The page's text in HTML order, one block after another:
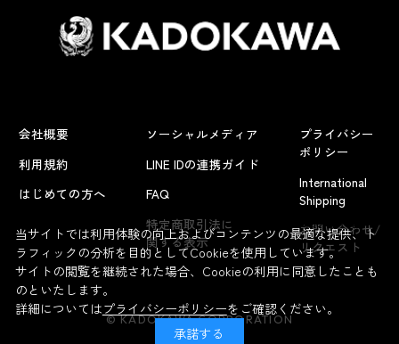
よくあるお問い合わせ
会社概要
利用規約
はじめての方へ
ソーシャルメディア
LINE IDの連携ガイド
FAQ
特定商取引法に
関する表示
プライバシー
ポリシー
International
Shipping
お問い合わせ/
リクエスト
© KADOKAWA CORPORATION
当サイトでは利用体験の向上およびコンテンツの最適な提供、ト
ラフィックの分析を目的としてCookieを使用しています。
サイトの閲覧を継続された場合、Cookieの利用に同意したことも
のといたします。
詳細についてはプライバシーポリシーをご確認ください。
承諾する